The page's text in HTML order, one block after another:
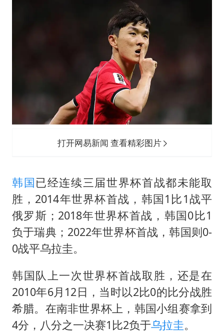
“新疆阿勒泰八月能滑雪”不实
胡彦斌韩磊 谁帮谁
夯实基础开新局
打开网易新闻 查看精彩图片
韩国已经连续三届世界杯首战都未能取
胜，2014年世界杯首战，韩国1比1战平
俄罗斯；2018年世界杯首战，韩国0比1
负于瑞典；2022年世界杯首战，韩国则0-
0战平乌拉圭。
韩国队上一次世界杯首战取胜，还是在
2010年6月12日，当时以2比0的比分战胜
希腊。在南非世界杯上，韩国小组赛拿到
4分，八分之一决赛1比2负于乌拉圭。